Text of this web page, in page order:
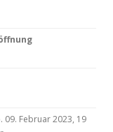
09. Februar 2023, 19